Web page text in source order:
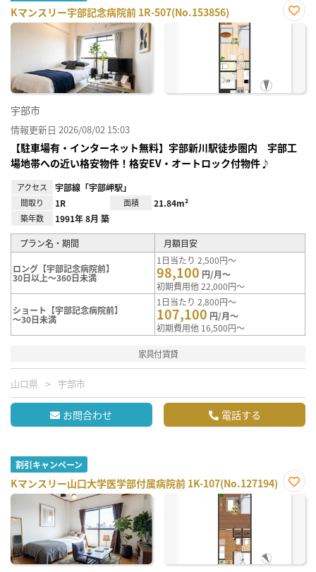
Kマンスリー宇部記念病院前 1R-507(No.153856)
お気
宇部市
情報更新日 2026/08/02 15:03
【駐車場有・インターネット無料】宇部新川駅徒歩圏内 宇部工
場地帯への近い格安物件！格安EV・オートロック付物件♪
アクセス 宇部線「宇部岬駅」
間取り 1R 面積 21.84m²
築年数 1991年 8月 築
プラン名・期間 月額目安
ロング【宇部記念病院前】
30日以上～360日未満
1日当たり 2,500円～
98,100 円/月～
初期費用他 22,000円～
ショート【宇部記念病院前】
～30日未満
1日当たり 2,800円～
107,100 円/月～
初期費用他 16,500円～
家具付賃貸
山口県 宇部市
お問合わせ 電話する
割引キャンペーン
Kマンスリー山口大学医学部付属病院前 1K-107(No.127194)
お気